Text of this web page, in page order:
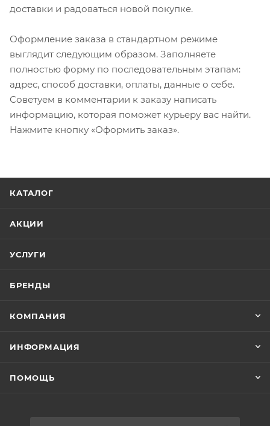
доставки и радоваться новой покупке.
Оформление заказа в стандартном режиме
выглядит следующим образом. Заполняете
полностью форму по последовательным этапам:
адрес, способ доставки, оплаты, данные о себе.
Советуем в комментарии к заказу написать
информацию, которая поможет курьеру вас найти.
Нажмите кнопку «Оформить заказ».
КАТАЛОГ
АКЦИИ
УСЛУГИ
БРЕНДЫ
КОМПАНИЯ
ИНФОРМАЦИЯ
ПОМОЩЬ